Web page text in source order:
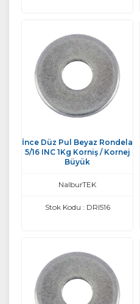
İnce Düz Pul Beyaz Rondela
5/16 INC 1Kg Korniş / Kornej
Büyük
NalburTEK
Stok Kodu : DRI516